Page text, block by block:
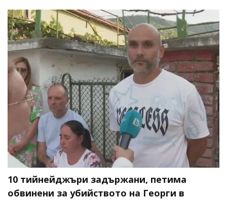
10 тийнейджъри задържани, петима
обвинени за убийството на Георги в